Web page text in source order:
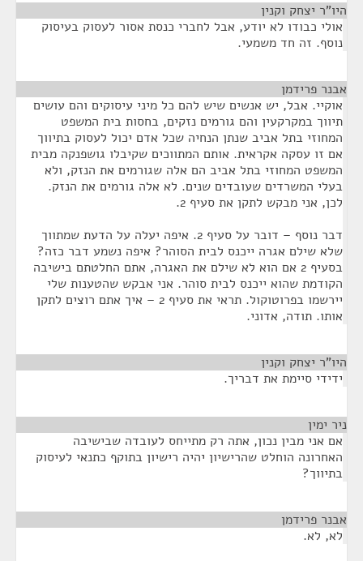
היו"ר יצחק וקנין
אולי כבודו לא יודע, אבל לחברי כנסת אסור לעסוק בעיסוק
נוסף. זה חד משמעי.
אבנר פרידמן
אוקיי. אבל, יש אנשים שיש להם כל מיני עיסוקים והם עושים
תיווך במקרקעין והם גורמים נזקים, בחסות בית המשפט
המחוזי בתל אביב שנתן הנחיה שכל אדם יכול לעסוק בתיווך
אם זו עסקה אקראית. אותם המתווכים שקיבלו גושפנקה מבית
המשפט המחוזי בתל אביב הם אלה שגורמים את הנזק, ולא
בעלי המשרדים שעובדים שנים. לא אלה גורמים את הנזק.
לכן, אני מבקש לתקן את סעיף 2.
דבר נוסף – דובר על סעיף 2. איפה יעלה על הדעת שמתווך
שלא שילם אגרה ייכנס לבית הסוהר? איפה נשמע דבר כזה?
בסעיף 2 אם הוא לא שילם את האגרה, אתם החלטתם בישיבה
הקודמת שהוא ייכנס לבית סוהר. אני אבקש שהטענות שלי
יירשמו בפרוטוקול. תראי את סעיף 2 – איך אתם רוצים לתקן
אותו. תודה, אדוני.
היו"ר יצחק וקנין
ידידי סיימת את דבריך.
ניר ימין
אם אני מבין נכון, אתה רק מתייחס לעובדה שבישיבה
האחרונה הוחלט שהרישיון יהיה רישיון בתוקף כתנאי לעיסוק
בתיווך?
אבנר פרידמן
לא, לא.